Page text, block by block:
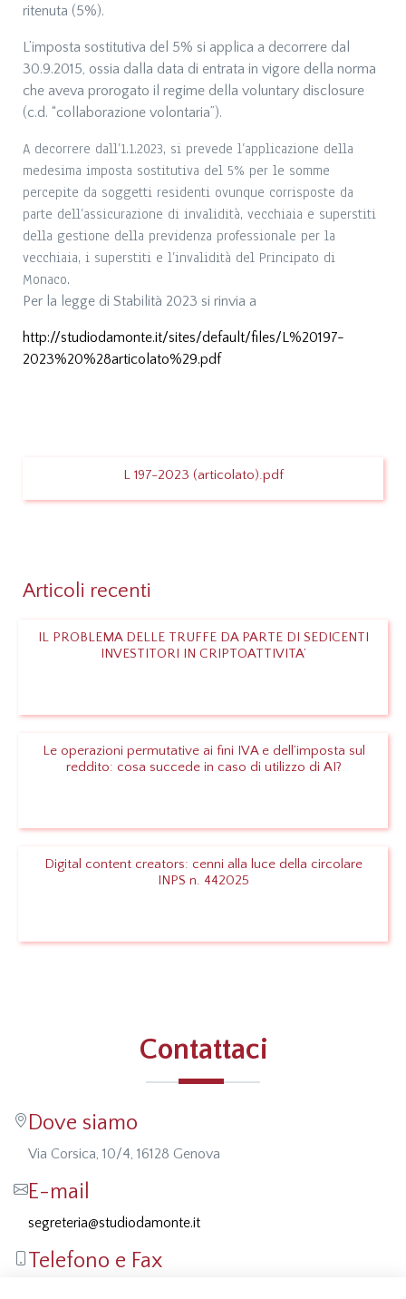
ritenuta (5%).
L’imposta sostitutiva del 5% si applica a decorrere dal
30.9.2015, ossia dalla data di entrata in vigore della norma
che aveva prorogato il regime della voluntary disclosure
(c.d. “collaborazione volontaria”).
A decorrere dall’1.1.2023, si prevede l’applicazione della
medesima imposta sostitutiva del 5% per le somme
percepite da soggetti residenti ovunque corrisposte da
parte dell’assicurazione di invalidità, vecchiaia e superstiti
della gestione della previdenza professionale per la
vecchiaia, i superstiti e l’invalidità del Principato di
Monaco.
Per la legge di Stabilità 2023 si rinvia a
http://studiodamonte.it/sites/default/files/L%20197-
2023%20%28articolato%29.pdf
L 197-2023 (articolato).pdf
Articoli recenti
IL PROBLEMA DELLE TRUFFE DA PARTE DI SEDICENTI
INVESTITORI IN CRIPTOATTIVITA’
Le operazioni permutative ai fini IVA e dell’imposta sul
reddito: cosa succede in caso di utilizzo di AI?
Digital content creators: cenni alla luce della circolare
INPS n. 442025
Contattaci
Dove siamo
Via Corsica, 10/4, 16128 Genova
E-mail
segreteria@studiodamonte.it
Telefono e Fax